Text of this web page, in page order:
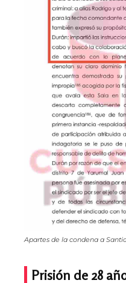
Apartes de la condena a
Prisión de 28